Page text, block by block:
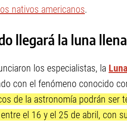
nativos americanos.
llegará la luna
los especialistas, la
con el fenómeno conocido
de la astronomía podrán ser
el 16 y el 25 de abril, con